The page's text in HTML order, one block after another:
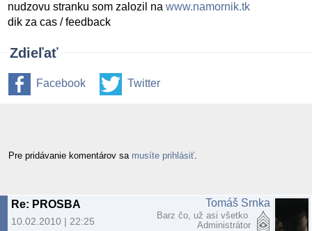
nudzovu stranku som zalozil nawww.namornik.tk
dik za cas / feedback
Zdieľať
Facebook Twitter
Pre pridávanie komentárov sa musíte prihlásiť
Re: PROSBA
10.02.2010 | 22:25
Tomáš Srnka
Barz čo, už asi všetko
Administrátor